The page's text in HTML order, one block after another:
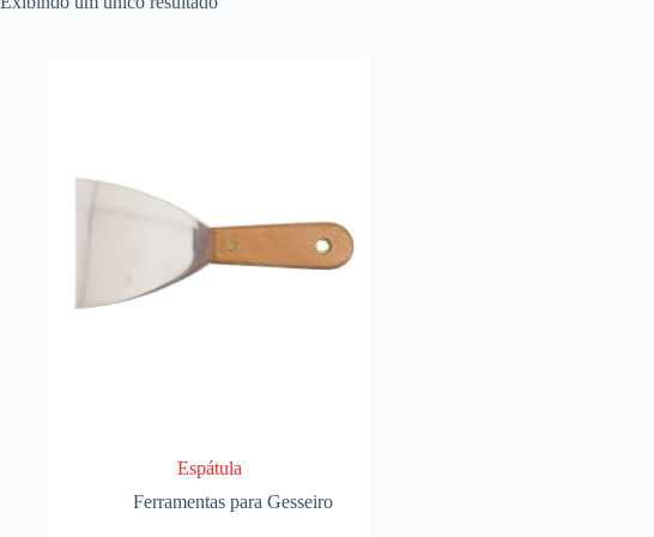
Espátula
Ferramentas para Gesseiro